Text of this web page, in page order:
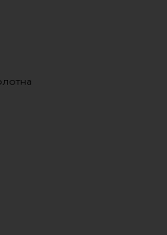
SQUEEZED ON
SQUEEZED ON
SQUEEZED ON